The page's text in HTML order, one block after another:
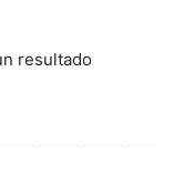
resultado